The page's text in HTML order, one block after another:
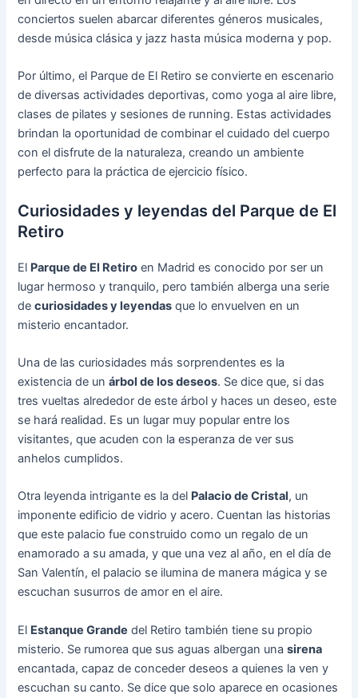
conciertos suelen abarcar diferentes géneros musicales,
desde música clásica y jazz hasta música moderna y pop.
Por último, el Parque de El Retiro se convierte en escenario
de diversas actividades deportivas, como yoga al aire libre,
clases de pilates y sesiones de running. Estas actividades
brindan la oportunidad de combinar el cuidado del cuerpo
con el disfrute de la naturaleza, creando un ambiente
perfecto para la práctica de ejercicio físico.
Curiosidades y leyendas del Parque de El
Retiro
El Parque de El Retiro en Madrid es conocido por ser un
lugar hermoso y tranquilo, pero también alberga una serie
decuriosidades y leyendas que lo envuelven en un
misterio encantador.
Una de las curiosidades más sorprendentes es la
existencia de unárbol de los deseos. Se dice que, si das
tres vueltas alrededor de este árbol y haces un deseo, este
se hará realidad. Es un lugar muy popular entre los
visitantes, que acuden con la esperanza de ver sus
anhelos cumplidos.
Otra leyenda intrigante es la del Palacio de Cristal, un
imponente edificio de vidrio y acero. Cuentan las historias
que este palacio fue construido como un regalo de un
enamorado a su amada, y que una vez al año, en el día de
San Valentín, el palacio se ilumina de manera mágica y se
escuchan susurros de amor en el aire.
El Estanque Grande del Retiro también tiene su propio
misterio. Se rumorea que sus aguas albergan unasirena
encantada, capaz de conceder deseos a quienes la ven y
escuchan su canto. Se dice que solo aparece en ocasiones